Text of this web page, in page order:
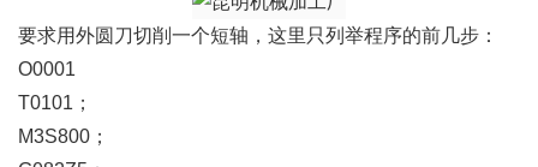
要求用外圆刀切削一个短轴，这里只列举程序的前几步：
O0001
T0101；
M3S800；